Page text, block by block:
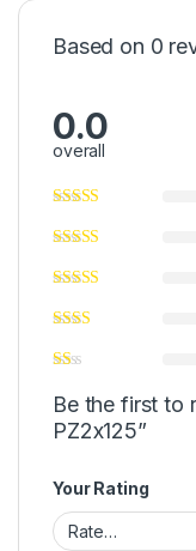
Based on 0
0.0
overall
Be the first to
PZ2x125”
Your Rating